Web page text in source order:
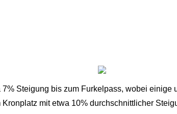
Steigung bis zum Furkelpass, wobei
Kronplatz mit etwa 10% durchschnittlicher